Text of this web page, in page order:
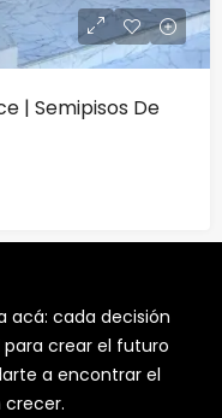
| Semipisos De
acá: cada decisión
crear el futuro
a encontrar el
crecer.